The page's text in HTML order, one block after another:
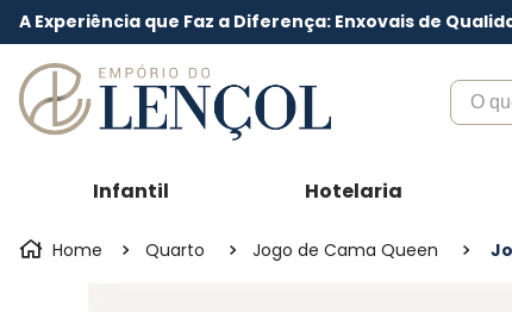
A Experiência que Faz a Diferença: Enxovais de
O que
Infantil Hotelaria
Quarto Jogo de Cama Queen